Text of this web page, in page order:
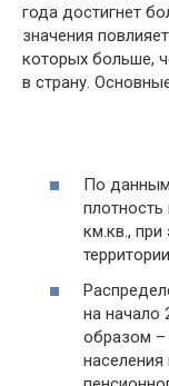
года достигнет
значения
которых больше,
в страну.
По
км.кв.,
на начало
образом –
населения